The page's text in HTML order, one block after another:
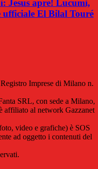
Jesus apre! Lucumi,
El Bilal Touré
Imprese di Milano n.
SRL, con sede a Milano,
affiliato al network Gazzanet
video e grafiche) è SOS
ad oggetto i contenuti del